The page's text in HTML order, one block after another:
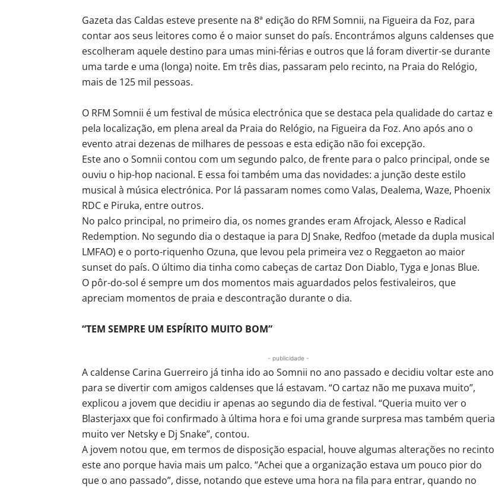
Gazeta das Caldas esteve presente na 8ª edição do RFM Somnii, na Figueira da Foz, para
contar aos seus leitores como é o maior sunset do país. Encontrámos alguns caldenses que
escolheram aquele destino para umas mini-férias e outros que lá foram divertir-se durante
uma tarde e uma (longa) noite. Em três dias, passaram pelo recinto, na Praia do Relógio,
mais de 125 mil pessoas.
O RFM Somnii é um festival de música electrónica que se destaca pela qualidade do cartaz e
pela localização, em plena areal da Praia do Relógio, na Figueira da Foz. Ano após ano o
evento atrai dezenas de milhares de pessoas e esta edição não foi excepção.
Este ano o Somnii contou com um segundo palco, de frente para o palco principal, onde se
ouviu o hip-hop nacional. E essa foi também uma das novidades: a junção deste estilo
musical à música electrónica. Por lá passaram nomes como Valas, Dealema, Waze, Phoenix
RDC e Piruka, entre outros.
No palco principal, no primeiro dia, os nomes grandes eram Afrojack, Alesso e Radical
Redemption. No segundo dia o destaque ia para DJ Snake, Redfoo (metade da dupla musical
LMFAO) e o porto-riquenho Ozuna, que levou pela primeira vez o Reggaeton ao maior
sunset do país. O último dia tinha como cabeças de cartaz Don Diablo, Tyga e Jonas Blue.
O pôr-do-sol é sempre um dos momentos mais aguardados pelos festivaleiros, que
apreciam momentos de praia e descontração durante o dia.
“TEM SEMPRE UM ESPÍRITO MUITO BOM”
- publicidade -
A caldense Carina Guerreiro já tinha ido ao Somnii no ano passado e decidiu voltar este ano
para se divertir com amigos caldenses que lá estavam. “O cartaz não me puxava muito”,
explicou a jovem que decidiu ir apenas ao segundo dia de festival. “Queria muito ver o
Blasterjaxx que foi confirmado à última hora e foi uma grande surpresa mas também queria
muito ver Netsky e Dj Snake”, contou.
A jovem notou que, em termos de disposição espacial, houve algumas alterações no recinto
este ano porque havia mais um palco. “Achei que a organização estava um pouco pior do
que o ano passado”, disse, notando que esteve uma hora na fila para entrar, quando no